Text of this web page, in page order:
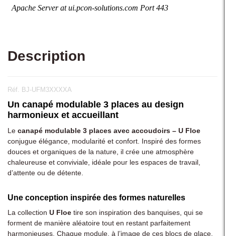
Description
Réf. BJ-UFM3XXXXA
Un canapé modulable 3 places au design
harmonieux et accueillant
Le canapé modulable 3 places avec accoudoirs – U Floe
conjugue élégance, modularité et confort. Inspiré des formes
douces et organiques de la nature, il crée une atmosphère
chaleureuse et conviviale, idéale pour les espaces de travail,
d’attente ou de détente.
Une conception inspirée des formes naturelles
La collection U Floe tire son inspiration des banquises, qui se
forment de manière aléatoire tout en restant parfaitement
harmonieuses. Chaque module, à l’image de ces blocs de glace,